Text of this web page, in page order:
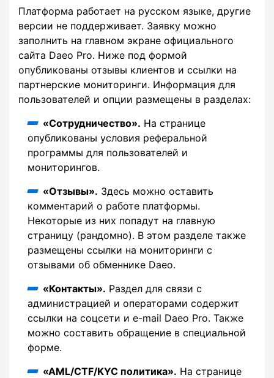
Платформа работает на русском языке, другие
версии не поддерживает. Заявку можно
заполнить на главном экране официального
сайта Daeo Pro. Ниже под формой
опубликованы отзывы клиентов и ссылки на
партнерские мониторинги. Информация для
пользователей и опции размещены в разделах:
«Сотрудничество». На странице
опубликованы условия реферальной
программы для пользователей и
мониторингов.
«Отзывы». Здесь можно оставить
комментарий о работе платформы.
Некоторые из них попадут на главную
страницу (рандомно). В этом разделе также
размещены ссылки на мониторинги с
отзывами об обменнике Daeo.
«Контакты». Раздел для связи с
администрацией и операторами содержит
ссылки на соцсети и e-mail Daeo Pro. Также
можно составить обращение в специальной
форме.
«AML/CTF/KYC политика». На странице